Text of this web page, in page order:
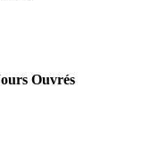
Ouvrés